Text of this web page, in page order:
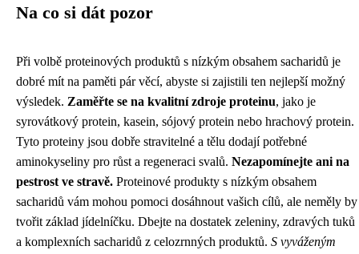
Na co si dát pozor
Při volbě proteinových produktů s nízkým obsahem sacharidů je
dobré mít na paměti pár věcí, abyste si zajistili ten nejlepší možný
výsledek. Zaměřte se na kvalitní zdroje proteinu, jako je
syrovátkový protein, kasein, sójový protein nebo hrachový protein.
Tyto proteiny jsou dobře stravitelné a tělu dodají potřebné
aminokyseliny pro růst a regeneraci svalů. Nezapomínejte ani na
pestrost ve stravě. Proteinové produkty s nízkým obsahem
sacharidů vám mohou pomoci dosáhnout vašich cílů, ale neměly by
tvořit základ jídelníčku. Dbejte na dostatek zeleniny, zdravých tuků
a komplexních sacharidů z celozrnných produktů. S vyváženým